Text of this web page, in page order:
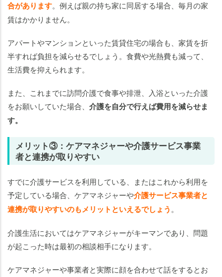
合があります。例えば親の持ち家に同居する場合、毎月の家
賃はかかりません。
アパートやマンションといった賃貸住宅の場合も、家賃を折
半すれば負担を減らせるでしょう。食費や光熱費も減って、
生活費を抑えられます。
また、これまでに訪問介護で食事や排泄、入浴といった介護
をお願いしていた場合、 介護を自分で行えば費用を減らせま
す。
メリット③：ケアマネジャーや介護サービス事業
者と連携が取りやすい
すでに介護サービスを利用している、またはこれから利用を
予定している場合、ケアマネジャーや介護サービス事業者と
連携が取りやすいのもメリットといえるでしょう 。
介護生活においてはケアマネジャーがキーマンであり、問題
が起こった時は最初の相談相手になります。
ケアマネジャーや事業者と実際に顔を合わせて話をするとお